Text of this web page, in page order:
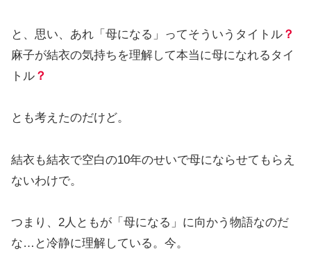
と、思い、あれ「母になる」ってそういうタイトル ？
麻子が結衣の気持ちを理解して本当に母になれるタイ
トル ？
とも考えたのだけど。
結衣も結衣で空白の10年のせいで母にならせてもらえ
ないわけで。
つまり、2人ともが「母になる」に向かう物語なのだ
な…と冷静に理解している。今。